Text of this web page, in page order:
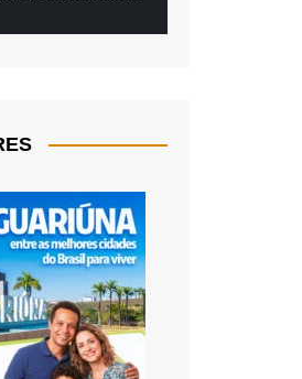
com crack na SP-215,